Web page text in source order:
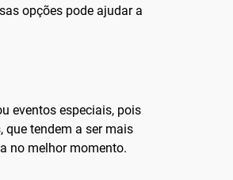
opções pode ajudar a
eventos especiais, pois
que tendem a ser mais
no melhor momento.